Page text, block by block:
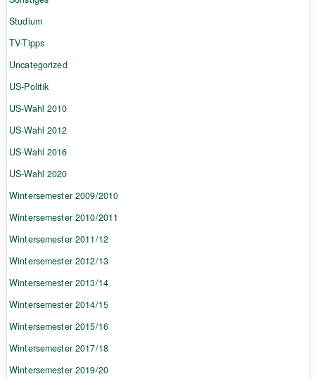
Studium
TV-Tipps
Uncategorized
US-Politik
US-Wahl 2010
US-Wahl 2012
US-Wahl 2016
US-Wahl 2020
Wintersemester 2009/2010
Wintersemester 2010/2011
Wintersemester 2011/12
Wintersemester 2012/13
Wintersemester 2013/14
Wintersemester 2014/15
Wintersemester 2015/16
Wintersemester 2017/18
Wintersemester 2019/20